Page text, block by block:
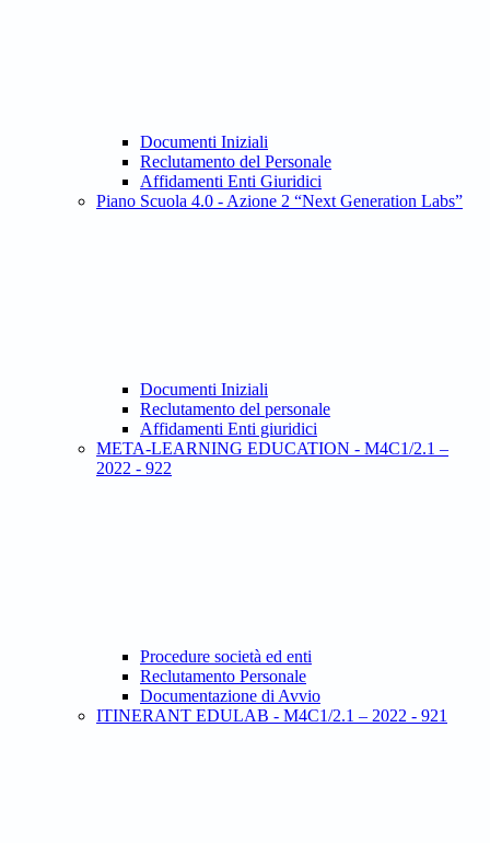
Documenti Iniziali
Reclutamento del Personale
Affidamenti Enti Giuridici
Piano Scuola 4.0 - Azione 2 “Next Generation Labs”
Documenti Iniziali
Reclutamento del personale
Affidamenti Enti giuridici
META-LEARNING EDUCATION - M4C1/2.1 –
2022 - 922
Procedure società ed enti
Reclutamento Personale
Documentazione di Avvio
ITINERANT EDULAB - M4C1/2.1 – 2022 - 921